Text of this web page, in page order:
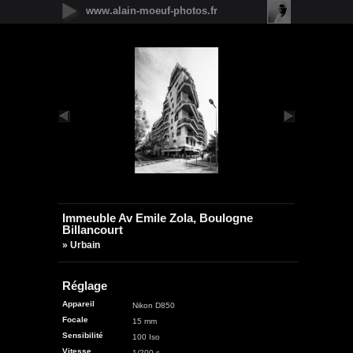
www.alain-moeuf-photos.fr
Immeuble Av Emile Zola, Boulogne
Billancourt
» Urbain
Réglage
Appareil
Nikon D850
Focale
15 mm
Sensibilité
100 Iso
Vitesse